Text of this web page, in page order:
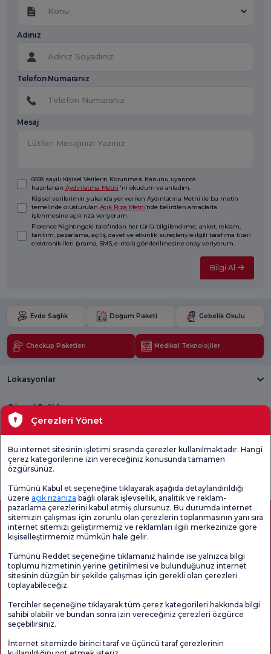
Konu
Adınız
Telefon Numaranız
Mesaj
6698 sayılı Kişisel Verilerin Korunması Kanunu uyarınca
hazırlanan Aydınlatma Metni 'ni okudum ve anladım.
Kişisel verilerimin yukarıda yer verilen Aydınlatma Metni ile bu metin
temelinde oluşturulan Açık Rıza Metni’nde belirtilen amaçlarla
işlenmesine açık rıza veriyorum.
Florence Nightingale tarafından her türlü bilgilendirme, anket, reklam,
tanıtım, pazarlama, açılış, davet ve etkinlik süreçleriyle ilgili tarafıma ticari
elektronik ileti (arama, SMS, e-mail) gönderilmesine onay veriyorum.
Bilgi Al
Evde Sağlık Doğum Paketi Gebelik Okulu
Checkup Paketleri Medikal Teknolojiler
Lokasyonlar
Güncel Sağlık
Tıbbi Birimler
Genel
Memnuniyet
Sayfa içeriği sadece bilgilendirme amaçlıdır. Tanı ve tedavi için mutlaka
doktorunuza başvurunuz.
@2026 Grup Florence Nightingale Hastaneleri
Çerezleri Yönet
Bu internet sitesinin işletimi sırasında çerezler kullanılmaktadır. Hangi
çerez kategorilerine izin vereceğiniz konusunda tamamen
özgürsünüz.
Tümünü Kabul et seçeneğine tıklayarak aşağıda detaylandırıldığı
üzere açık rızanıza bağlı olarak işlevsellik, analitik ve reklam-
pazarlama çerezlerini kabul etmiş olursunuz. Bu durumda internet
sitemizin çalışması için zorunlu olan çerezlerin toplanmasının yanı sıra
internet sitemizi geliştirmemiz ve reklamları ilgili merkezinize göre
kişiselleştirmemiz mümkün hale gelir.
Tümünü Reddet seçeneğine tıklamanız halinde ise yalnızca bilgi
toplumu hizmetinin yerine getirilmesi ve bulunduğunuz internet
sitesinin düzgün bir şekilde çalışması için gerekli olan çerezleri
toplayabileceğiz.
Tercihler seçeneğine tıklayarak tüm çerez kategorileri hakkında bilgi
sahibi olabilir ve bundan sonra izin vereceğiniz çerezleri özgürce
seçebilirsiniz.
İnternet sitemizde birinci taraf ve üçüncü taraf çerezlerinin